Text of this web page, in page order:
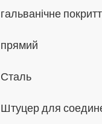
гальванічне
прямий
Сталь
Штуцер для